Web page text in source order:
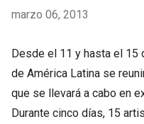
marzo 06, 2013
Desde el 11 y hasta el 15
de América Latina se
que se llevará a cabo en
Durante cinco días, 15